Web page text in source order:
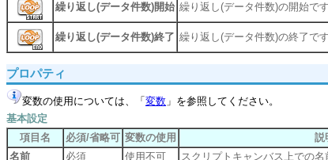
繰り返し(データ件数)開始 繰り返し(データ件数)の開始です
繰り返し(データ件数)終了 繰り返し(データ件数)の終了です
プロパティ
変数の使用については、「 変数 」を参照してください。
基本設定
項目名
必須/省略可 変数の使用 説
名前
必須 使用不可
スクリプトキャンバス上での名